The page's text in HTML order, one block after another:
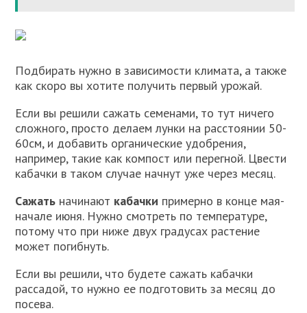
Подбирать нужно в зависимости климата, а также
как скоро вы хотите получить первый урожай.
Если вы решили сажать семенами, то тут ничего
сложного, просто делаем лунки на расстоянии 50-
60см, и добавить органические удобрения,
например, такие как компост или перегной. Цвести
кабачки в таком случае начнут уже через месяц.
Сажать начинают кабачки примерно в конце мая-
начале июня. Нужно смотреть по температуре,
потому что при ниже двух градусах растение
может погибнуть.
Если вы решили, что будете сажать кабачки
рассадой, то нужно ее подготовить за месяц до
посева.